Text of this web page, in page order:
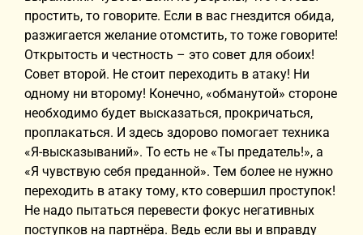
простить, то говорите. Если в вас гнездится обида,
разжигается желание отомстить, то тоже говорите!
Открытость и честность – это совет для обоих!
Совет второй. Не стоит переходить в атаку! Ни
одному ни второму! Конечно, «обманутой» стороне
необходимо будет высказаться, прокричаться,
проплакаться. И здесь здорово помогает техника
«Я-высказываний». То есть не «Ты предатель!», а
«Я чувствую себя преданной». Тем более не нужно
переходить в атаку тому, кто совершил проступок!
Не надо пытаться перевести фокус негативных
поступков на партнёра. Ведь если вы и вправду